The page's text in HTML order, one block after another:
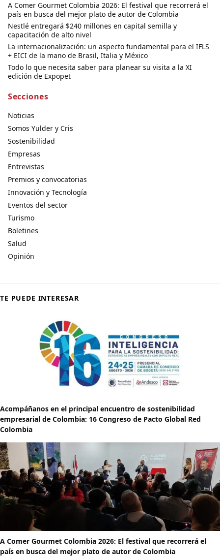
A Comer Gourmet Colombia 2026: El festival que recorrerá el
país en busca del mejor plato de autor de Colombia
Nestlé entregará $240 millones en capital semilla y
capacitación de alto nivel
La internacionalización: un aspecto fundamental para el IFLS
+ EICI de la mano de Brasil, Italia y México
Todo lo que necesita saber para planear su visita a la XI
edición de Expopet
Secciones
Noticias
Somos Yulder y Cris
Sostenibilidad
Empresas
Entrevistas
Premios y convocatorias
Innovación y Tecnología
Eventos del sector
Turismo
Boletines
Salud
Opinión
TE PUEDE INTERESAR
Acompáñanos en el principal encuentro de sostenibilidad
empresarial de Colombia: 16 Congreso de Pacto Global Red
Colombia
A Comer Gourmet Colombia 2026: El festival que recorrerá el
país en busca del mejor plato de autor de Colombia